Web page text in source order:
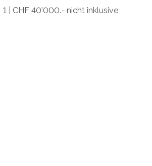
1 | CHF 40'000.- nicht inklusive